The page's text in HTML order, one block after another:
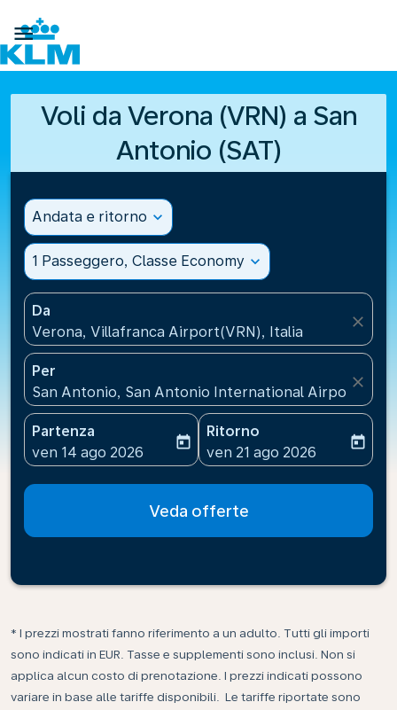

Voli da Verona (VRN) a San
Antonio (SAT)
Andata e ritorno expand_more
1 Passeggero, Classe Economy expand_more
Da
Verona, Villafranca Airport(VRN), Italia
close
Per
San Antonio, San Antonio International
close
Partenza
fc-booking-departure-date-aria-label
ven 14 ago 2026
today
Ritorno
fc-booking-return-date-
ven 21 ago 2026
today
Veda offerte
* I prezzi mostrati fanno riferimento a un adulto. Tutti gli importi
sono indicati in EUR. Tasse e supplementi sono inclusi. Non si
applica alcun costo di prenotazione. I prezzi indicati possono
variare in base alle tariffe disponibili. Le tariffe riportate sono